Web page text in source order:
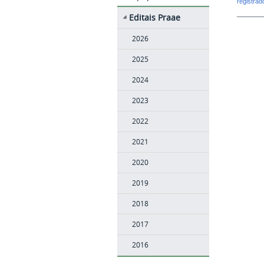
Editais Praae
2026
2025
2024
2023
2022
2021
2020
2019
2018
2017
2016